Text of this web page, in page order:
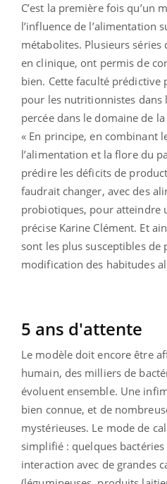
C’est la première fois qu’un
l’influence de l’alimentation
métabolites. Plusieurs
en clinique, ont permis de
bien. Cette faculté prédictive
pour les nutritionnistes dans
percée dans le domaine de
« En principe, en combinant
l’alimentation et la flore du
prédire les déficits de
faudrait changer, avec des
probiotiques, pour atteindre
précise Karine Clément. Et
sont les plus susceptibles de
modification des habitudes
5 ans d'attente
Le modèle doit encore être
humain, des milliers de
évoluent ensemble. Une
bien connue, et de
mystérieuses. Le mode de
simplifié : quelques bactéries
interaction avec de grandes